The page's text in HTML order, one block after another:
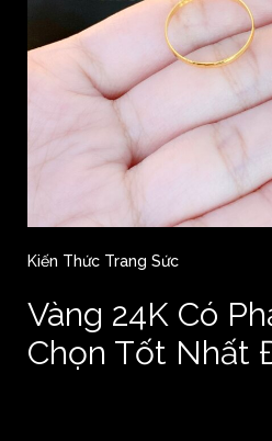
Kiến Thức Trang Sức
Vàng 24K Có
Chọn Tốt Nhất